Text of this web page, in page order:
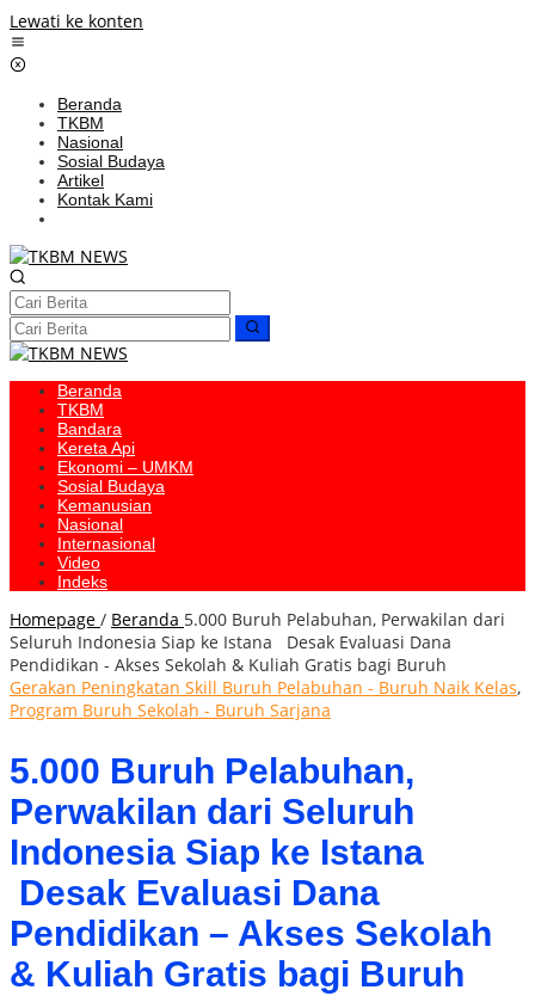
Lewati ke konten
Beranda
TKBM
Nasional
Sosial Budaya
Artikel
Kontak Kami
Beranda
TKBM
Bandara
Kereta Api
Ekonomi – UMKM
Sosial Budaya
Kemanusian
Nasional
Internasional
Video
Indeks
Homepage / Beranda 5.000 Buruh Pelabuhan, Perwakilan dari
Seluruh Indonesia Siap ke Istana Desak Evaluasi Dana
Pendidikan - Akses Sekolah & Kuliah Gratis bagi Buruh
Gerakan Peningkatan Skill Buruh Pelabuhan - Buruh Naik Kelas,
Program Buruh Sekolah - Buruh Sarjana
5.000 Buruh Pelabuhan,
Perwakilan dari Seluruh
Indonesia Siap ke Istana
Desak Evaluasi Dana
Pendidikan – Akses Sekolah
& Kuliah Gratis bagi Buruh